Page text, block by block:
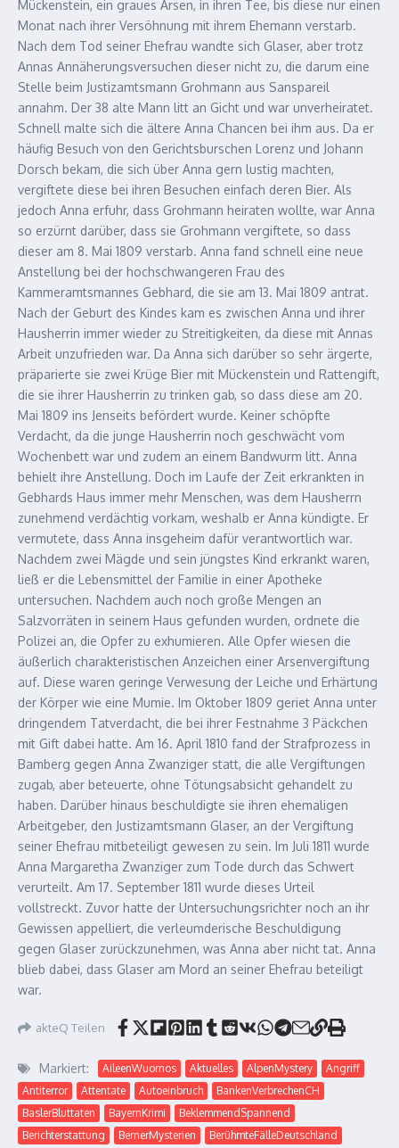
Mückenstein, ein graues Arsen, in ihren Tee, bis diese nur einen
Monat nach ihrer Versöhnung mit ihrem Ehemann verstarb.
Nach dem Tod seiner Ehefrau wandte sich Glaser, aber trotz
Annas Annäherungsversuchen dieser nicht zu, die darum eine
Stelle beim Justizamtsmann Grohmann aus Sanspareil
annahm. Der 38 alte Mann litt an Gicht und war unverheiratet.
Schnell malte sich die ältere Anna Chancen bei ihm aus. Da er
häufig Besuch von den Gerichtsburschen Lorenz und Johann
Dorsch bekam, die sich über Anna gern lustig machten,
vergiftete diese bei ihren Besuchen einfach deren Bier. Als
jedoch Anna erfuhr, dass Grohmann heiraten wollte, war Anna
so erzürnt darüber, dass sie Grohmann vergiftete, so dass
dieser am 8. Mai 1809 verstarb. Anna fand schnell eine neue
Anstellung bei der hochschwangeren Frau des
Kammeramtsmannes Gebhard, die sie am 13. Mai 1809 antrat.
Nach der Geburt des Kindes kam es zwischen Anna und ihrer
Hausherrin immer wieder zu Streitigkeiten, da diese mit Annas
Arbeit unzufrieden war. Da Anna sich darüber so sehr ärgerte,
präparierte sie zwei Krüge Bier mit Mückenstein und Rattengift,
die sie ihrer Hausherrin zu trinken gab, so dass diese am 20.
Mai 1809 ins Jenseits befördert wurde. Keiner schöpfte
Verdacht, da die junge Hausherrin noch geschwächt vom
Wochenbett war und zudem an einem Bandwurm litt. Anna
behielt ihre Anstellung. Doch im Laufe der Zeit erkrankten in
Gebhards Haus immer mehr Menschen, was dem Hausherrn
zunehmend verdächtig vorkam, weshalb er Anna kündigte. Er
vermutete, dass Anna insgeheim dafür verantwortlich war.
Nachdem zwei Mägde und sein jüngstes Kind erkrankt waren,
ließ er die Lebensmittel der Familie in einer Apotheke
untersuchen. Nachdem auch noch große Mengen an
Salzvorräten in seinem Haus gefunden wurden, ordnete die
Polizei an, die Opfer zu exhumieren. Alle Opfer wiesen die
äußerlich charakteristischen Anzeichen einer Arsenvergiftung
auf. Diese waren geringe Verwesung der Leiche und Erhärtung
der Körper wie eine Mumie. Im Oktober 1809 geriet Anna unter
dringendem Tatverdacht, die bei ihrer Festnahme 3 Päckchen
mit Gift dabei hatte. Am 16. April 1810 fand der Strafprozess in
Bamberg gegen Anna Zwanziger statt, die alle Vergiftungen
zugab, aber beteuerte, ohne Tötungsabsicht gehandelt zu
haben. Darüber hinaus beschuldigte sie ihren ehemaligen
Arbeitgeber, den Justizamtsmann Glaser, an der Vergiftung
seiner Ehefrau mitbeteiligt gewesen zu sein. Im Juli 1811 wurde
Anna Margaretha Zwanziger zum Tode durch das Schwert
verurteilt. Am 17. September 1811 wurde dieses Urteil
vollstreckt. Zuvor hatte der Untersuchungsrichter noch an ihr
Gewissen appelliert, die verleumderische Beschuldigung
gegen Glaser zurückzunehmen, was Anna aber nicht tat. Anna
blieb dabei, dass Glaser am Mord an seiner Ehefrau beteiligt
war.
akteQ Teilen
Markiert: AileenWuornos Aktuelles AlpenMystery
Angriff
Antiterror
Attentate Autoeinbruch
BankenVerbrechenCH
BaslerBluttaten
BayernKrimi
BeklemmendSpannend
Berichterstattung
BernerMysterien
BerühmteFälleDeutschland